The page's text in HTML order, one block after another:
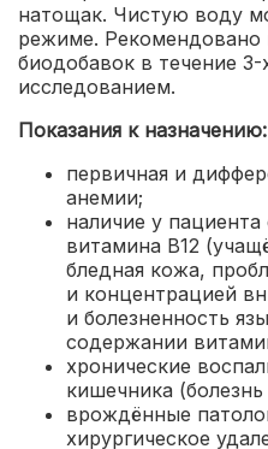
натощак. Чистую воду
режиме.
биодобавок в течение
исследованием.
Показания к назначению:
первичная и
анемии;
наличие у
витамина B12
бледная кожа,
и концентрацией
и болезненность
содержании
хронические
кишечника
врождённые
хирургическое